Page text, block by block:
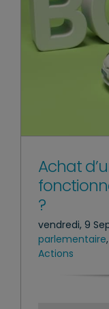
Achat
?
vendredi, 9
parlementaire,
Actions